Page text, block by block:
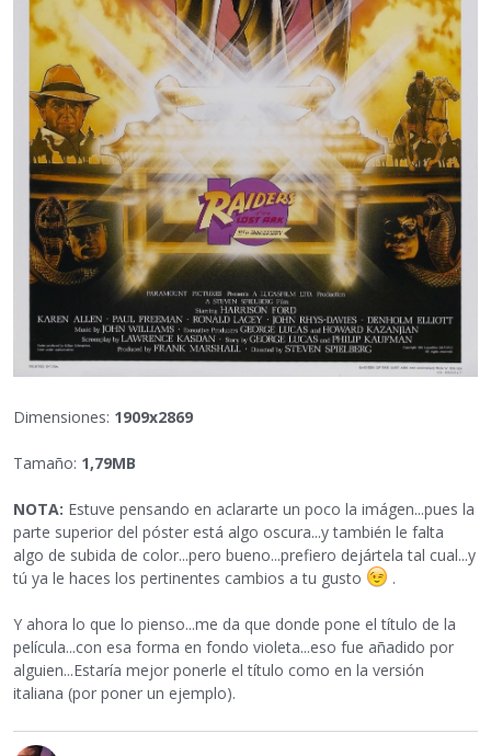
Dimensiones: 1909x2869
Tamaño: 1,79MB
NOTA: Estuve pensando en aclararte un poco la imágen...pues la
parte superior del póster está algo oscura...y también le falta
algo de subida de color...pero bueno...prefiero dejártela tal cual...y
tú ya le haces los pertinentes cambios a tu gusto
.
Y ahora lo que lo pienso...me da que donde pone el título de la
película...con esa forma en fondo violeta...eso fue añadido por
alguien...Estaría mejor ponerle el título como en la versión
italiana (por poner un ejemplo).